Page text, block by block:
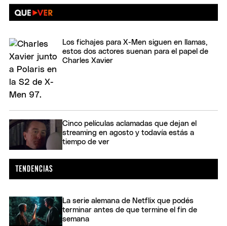
Los fichajes para X-Men siguen en llamas,
estos dos actores suenan para el papel de
Charles Xavier
Cinco películas aclamadas que dejan el
streaming en agosto y todavía estás a
tiempo de ver
La serie alemana de Netflix que podés
terminar antes de que termine el fin de
semana